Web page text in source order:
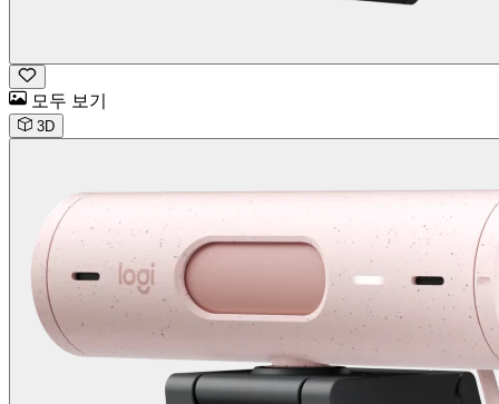
모두 보기
3D